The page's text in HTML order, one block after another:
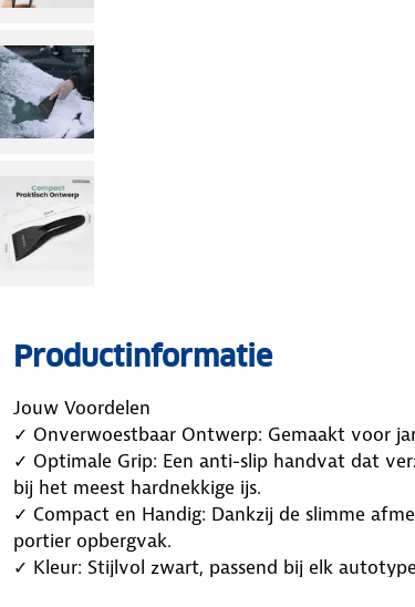
Productinformatie
Jouw Voordelen
✓ Onverwoestbaar Ontwerp: Gemaakt voor
✓ Optimale Grip: Een anti-slip handvat dat
bij het meest hardnekkige ijs.
✓ Compact en Handig: Dankzij de slimme
portier opbergvak.
✓ Kleur: Stijlvol zwart, passend bij elk